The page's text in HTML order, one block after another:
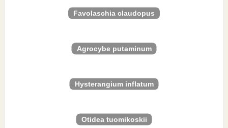
Favolaschia claudopus
Agrocybe putaminum
Hysterangium inflatum
Otidea tuomikoskii